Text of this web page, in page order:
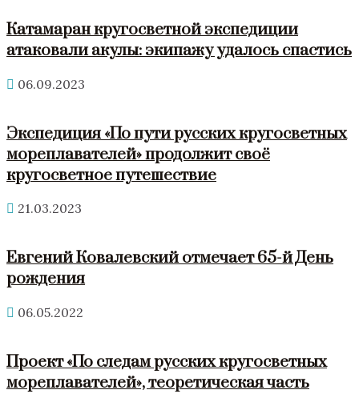
Катамаран кругосветной экспедиции
атаковали акулы: экипажу удалось спастись
06.09.2023
Экспедиция «По пути русских кругосветных
мореплавателей» продолжит своё
кругосветное путешествие
21.03.2023
Евгений Ковалевский отмечает 65-й День
рождения
06.05.2022
Проект «По следам русских кругосветных
мореплавателей», теоретическая часть